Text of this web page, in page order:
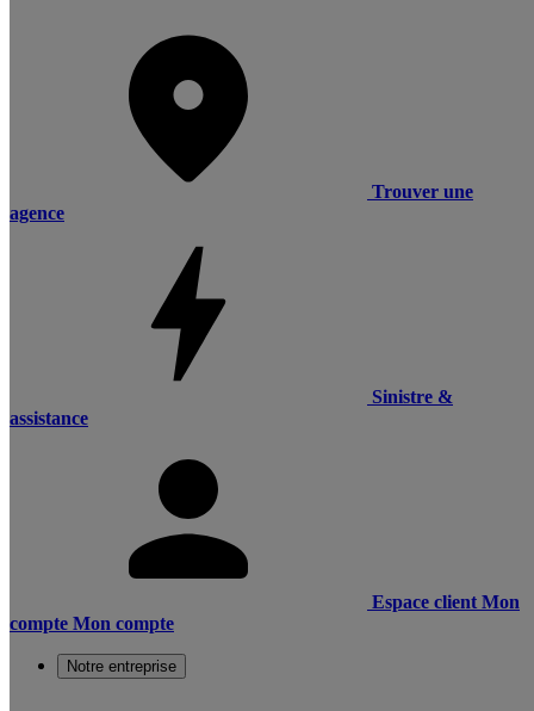
Trouver une
agence
Sinistre &
assistance
Espace client Mon
compte Mon compte
Notre entreprise